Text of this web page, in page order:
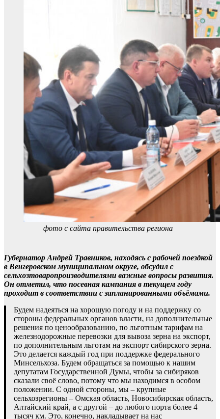
фото с сайта правительства региона
Губернатор Андрей Травников, находясь с рабочей поездкой
в Венгеровском муниципальном округе, обсудил с
сельхозтоваропроизводителями важные вопросы развития.
Он отметил, что посевная кампания в текущем году
проходит в соответствии с запланированными объёмами.
Будем надеяться на хорошую погоду и на поддержку со
стороны федеральных органов власти, на дополнительные
решения по ценообразованию, по льготным тарифам на
железнодорожные перевозки для вывоза зерна на экспорт,
по дополнительным льготам на экспорт сибирского зерна.
Это делается каждый год при поддержке федерального
Минсельхоза. Будем обращаться за помощью к нашим
депутатам Государственной Думы, чтобы за сибиряков
сказали своё слово, потому что мы находимся в особом
положении. С одной стороны, мы – крупные
сельхозрегионы – Омская область, Новосибирская область,
Алтайский край, а с другой – до любого порта более 4
тысяч км. Это, конечно, накладывает на нас